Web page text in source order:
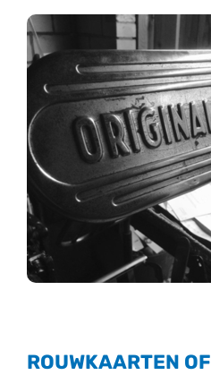
ROUWKAARTEN OF